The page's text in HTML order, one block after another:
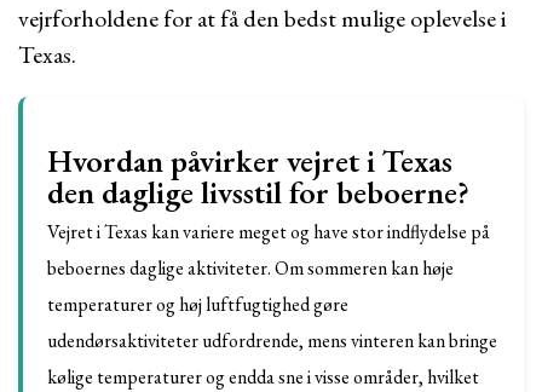
vejrforholdene for at få den bedst mulige oplevelse i
Texas.
Hvordan påvirker vejret i Texas
den daglige livsstil for beboerne?
Vejret i Texas kan variere meget og have stor indflydelse på
beboernes daglige aktiviteter. Om sommeren kan høje
temperaturer og høj luftfugtighed gøre
udendørsaktiviteter udfordrende, mens vinteren kan bringe
kølige temperaturer og endda sne i visse områder, hvilket